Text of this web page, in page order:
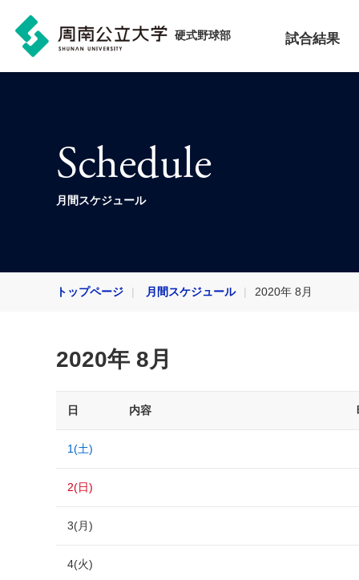
硬式野球部 試合結果
Schedule
月間スケジュール
トップページ 月間スケジュール 2020年 8月
2020年 8月
日 内容
1(土)
2(日)
3(月)
4(火)